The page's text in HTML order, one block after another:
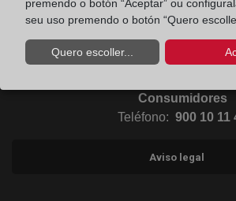
Ir a Instagram
Consumidores
Teléfono: 900 10 11
Aviso legal
premendo o botón “Aceptar” ou
seu uso premendo o botón “Quero
Quero escoller...